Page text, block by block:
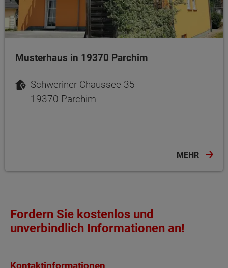
Musterhaus in 19370 Parchim
Schweriner Chaussee 35
19370 Parchim
MEHR
Fordern Sie kostenlos und
unverbindlich Informationen an!
Kontaktinformationen